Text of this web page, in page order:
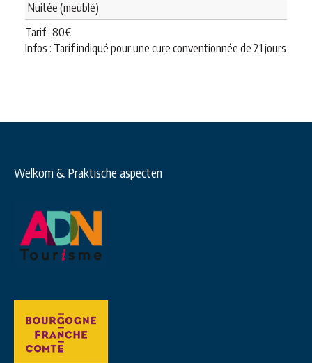
Nuitée (meublé)
Tarif : 80€
Infos : Tarif indiqué pour une cure conventionnée de 21 jours
Welkom & Praktische aspecten